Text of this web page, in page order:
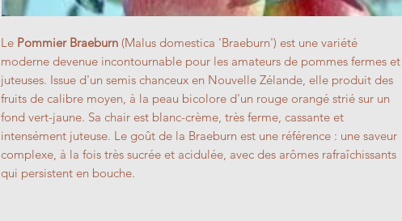
Le Pommier Braeburn (Malus domestica 'Braeburn') est une variété
moderne devenue incontournable pour les amateurs de pommes fermes et
juteuses. Issue d'un semis chanceux en Nouvelle Zélande, elle produit des
fruits de calibre moyen, à la peau bicolore d'un rouge orangé strié sur un
fond vert-jaune. Sa chair est blanc-crème, très ferme, cassante et
intensément juteuse. Le goût de la Braeburn est une référence : une saveur
complexe, à la fois très sucrée et acidulée, avec des arômes rafraîchissants
qui persistent en bouche.